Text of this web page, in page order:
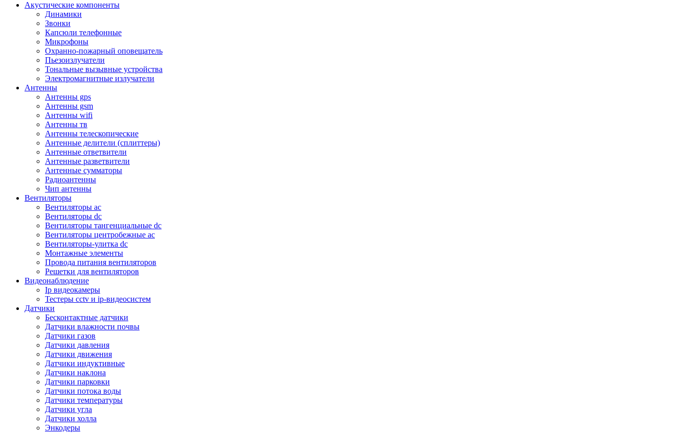
Акустические компоненты
Динамики
Звонки
Капсюли телефонные
Микрофоны
Охранно-пожарный оповещатель
Пьезоизлучатели
Тональные вызывные устройства
Электромагнитные излучатели
Антенны
Антенны gps
Антенны gsm
Антенны wifi
Антенны тв
Антенны телескопические
Антенные делители (сплиттеры)
Антенные ответвители
Антенные разветвители
Антенные сумматоры
Радиоантенны
Чип антенны
Вентиляторы
Вентиляторы ac
Вентиляторы dc
Вентиляторы тангенциальные dc
Вентиляторы центробежные ac
Вентиляторы-улитка dc
Монтажные элементы
Провода питания вентиляторов
Решетки для вентиляторов
Видеонаблюдение
Ip видеокамеры
Тестеры cctv и ip-видеосистем
Датчики
Бесконтактные датчики
Датчики влажности почвы
Датчики газов
Датчики давления
Датчики движения
Датчики индуктивные
Датчики наклона
Датчики парковки
Датчики потока воды
Датчики температуры
Датчики угла
Датчики холла
Энкодеры